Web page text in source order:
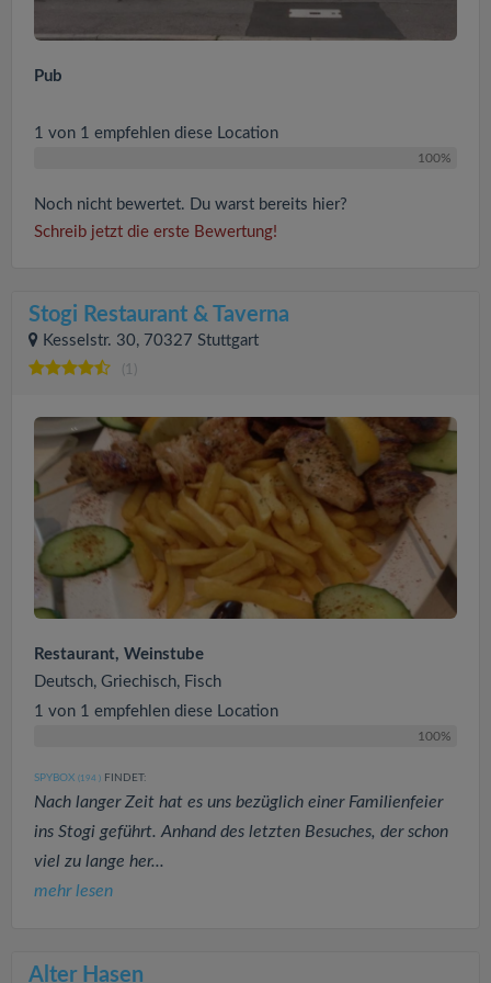
Pub
1 von 1 empfehlen diese Location
100%
Noch nicht bewertet. Du warst bereits hier?
Schreib jetzt die erste Bewertung!
Stogi Restaurant & Taverna
Kesselstr. 30, 70327 Stuttgart
(1)
Restaurant, Weinstube
Deutsch, Griechisch, Fisch
1 von 1 empfehlen diese Location
100%
SPYBOX (194 ) FINDET:
Nach langer Zeit hat es uns bezüglich einer Familienfeier
ins Stogi geführt. Anhand des letzten Besuches, der schon
viel zu lange her...
mehr lesen
Alter Hasen